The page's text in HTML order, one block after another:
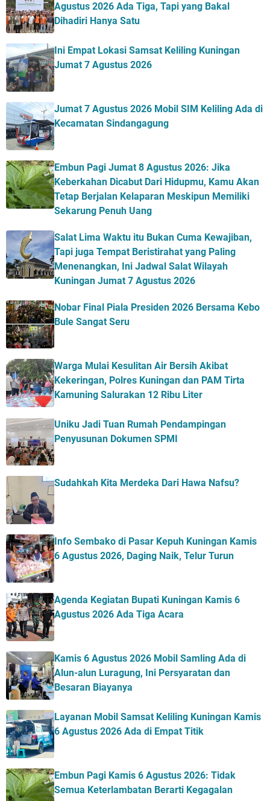
Agustus 2026 Ada Tiga, Tapi yang Bakal
Dihadiri Hanya Satu
Ini Empat Lokasi Samsat Keliling Kuningan
Jumat 7 Agustus 2026
Jumat 7 Agustus 2026 Mobil SIM Keliling Ada di
Kecamatan Sindangagung
Embun Pagi Jumat 8 Agustus 2026: Jika
Keberkahan Dicabut Dari Hidupmu, Kamu Akan
Tetap Berjalan Kelaparan Meskipun Memiliki
Sekarung Penuh Uang
Salat Lima Waktu itu Bukan Cuma Kewajiban,
Tapi juga Tempat Beristirahat yang Paling
Menenangkan, Ini Jadwal Salat Wilayah
Kuningan Jumat 7 Agustus 2026
Nobar Final Piala Presiden 2026 Bersama Kebo
Bule Sangat Seru
Warga Mulai Kesulitan Air Bersih Akibat
Kekeringan, Polres Kuningan dan PAM Tirta
Kamuning Salurakan 12 Ribu Liter
Uniku Jadi Tuan Rumah Pendampingan
Penyusunan Dokumen SPMI
Sudahkah Kita Merdeka Dari Hawa Nafsu?
Info Sembako di Pasar Kepuh Kuningan Kamis
6 Agustus 2026, Daging Naik, Telur Turun
Agenda Kegiatan Bupati Kuningan Kamis 6
Agustus 2026 Ada Tiga Acara
Kamis 6 Agustus 2026 Mobil Samling Ada di
Alun-alun Luragung, Ini Persyaratan dan
Besaran Biayanya
Layanan Mobil Samsat Keliling Kuningan Kamis
6 Agustus 2026 Ada di Empat Titik
Embun Pagi Kamis 6 Agustus 2026: Tidak
Semua Keterlambatan Berarti Kegagalan